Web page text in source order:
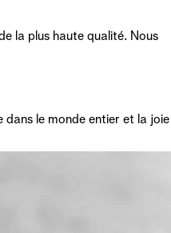
la plus haute qualité. Nous
dans le monde entier et la joie